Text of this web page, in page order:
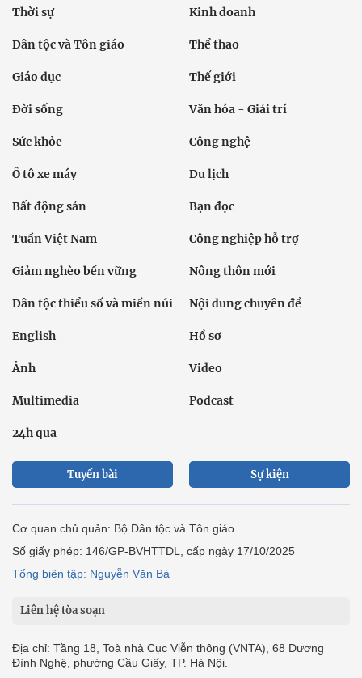
Thời sự Kinh doanh
Dân tộc và Tôn giáo Thể thao
Giáo dục Thế giới
Đời sống Văn hóa - Giải trí
Sức khỏe Công nghệ
Ô tô xe máy Du lịch
Bất động sản Bạn đọc
Tuần Việt Nam Công nghiệp hỗ trợ
Giảm nghèo bền vững Nông thôn mới
Dân tộc thiểu số và miền núi Nội dung chuyên đề
English Hồ sơ
Ảnh Video
Multimedia Podcast
24h qua
Tuyến bài Sự kiện
Cơ quan chủ quản: Bộ Dân tộc và Tôn giáo
Số giấy phép: 146/GP-BVHTTDL, cấp ngày 17/10/2025
Tổng biên tập: Nguyễn Văn Bá
Liên hệ tòa soạn
Địa chỉ: Tầng 18, Toà nhà Cục Viễn thông (VNTA), 68 Dương
Đình Nghệ, phường Cầu Giấy, TP. Hà Nội.